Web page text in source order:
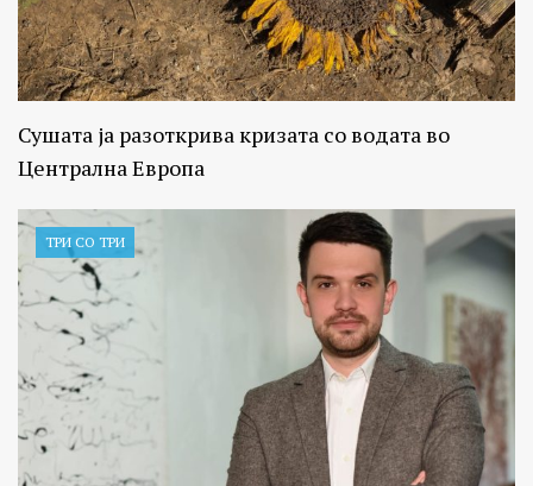
Сушата ја разоткрива кризата со водата во
Централна Европа
ТРИ СО ТРИ